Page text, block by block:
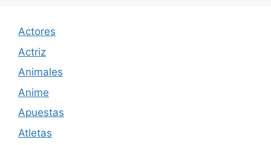
Actores
Actriz
Animales
Anime
Apuestas
Atletas